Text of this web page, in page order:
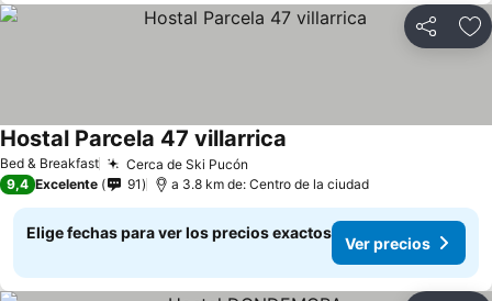
Compartir
Bed & Breakfast Cerca de Ski Pucón
Hostal Parcela 47 villarrica
9,4 Excelente 91 a 3.8 km de: Centro de la ciudad
Elige fechas para ver los precios exactos
Ver precios